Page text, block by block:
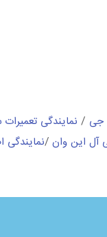
جی / نمایندگی
آل این وان/نمایندگی